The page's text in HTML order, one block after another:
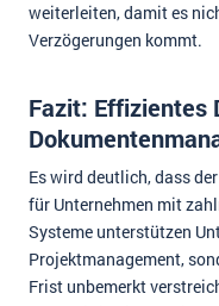
weiterleiten, damit es
Verzögerungen kommt.
Fazit: Effizientes
Es wird deutlich, dass
für Unternehmen mit
Systeme unterstützen
Projektmanagement,
Frist unbemerkt